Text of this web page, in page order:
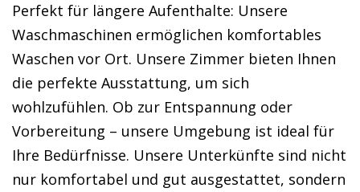
Perfekt für längere Aufenthalte: Unsere
Waschmaschinen ermöglichen komfortables
Waschen vor Ort. Unsere Zimmer bieten Ihnen
die perfekte Ausstattung, um sich
wohlzufühlen. Ob zur Entspannung oder
Vorbereitung – unsere Umgebung ist ideal für
Ihre Bedürfnisse. Unsere Unterkünfte sind nicht
nur komfortabel und gut ausgestattet, sondern